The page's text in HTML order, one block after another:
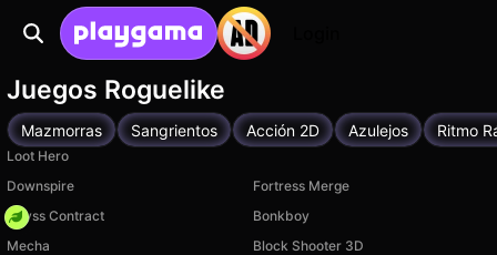
Juegos Roguelike
Mazmorras Sangrientos Acción 2D Azulejos Ritmo
Loot Hero
Downspire
Fortress Merge
Abyss Contract
Bonkboy
Mecha
Block Shooter 3D